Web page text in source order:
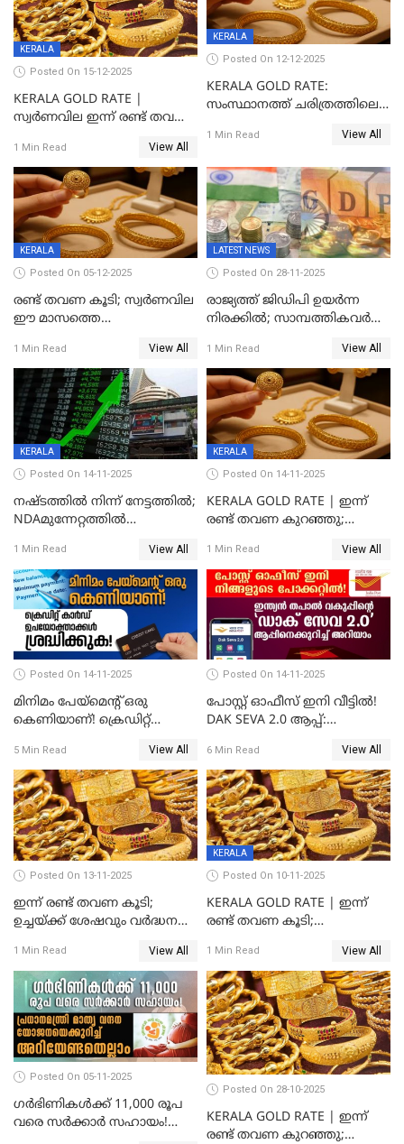
KERALA
Posted On 15-12-2025
KERALA GOLD RATE |
സ്വർണവില ഇന്ന് രണ്ട് തവണ
സർവകാല റെക്കോഡ്
1 Min Read View All
KERALA
Posted On 12-12-2025
KERALA GOLD RATE:
സംസ്ഥാനത്ത് ചരിത്രത്തിലെ
സ്വർണം; സർവ്വകാല
1 Min Read View All
KERALA
Posted On 05-12-2025
രണ്ട് തവണ കൂടി; സ്വർണവില
ഈ മാസത്തെ
1 Min Read View All
LATEST NEWS
Posted On 28-11-2025
രാജ്യത്ത് ജിഡിപി ഉയര്‍ന്ന
നിരക്കില്‍; സാമ്പത്തികവർഷം
ശതമാനമായി; പ്രചോദനം
നൽകുന്നുവെന്ന് മോദി
1 Min Read View All
KERALA
Posted On 14-11-2025
നഷ്ടത്തിൽ നിന്ന് നേട്ടത്തിൽ;
NDAമുന്നേറ്റത്തിൽ
1 Min Read View All
KERALA
Posted On 14-11-2025
KERALA GOLD RATE | ഇന്ന്
രണ്ട് തവണ കുറഞ്ഞു;
1 Min Read View All
Posted On 14-11-2025
മിനിമം പേയ്മെന്റ് ഒരു
കെണിയാണ്! ക്രെഡിറ്റ്
ശ്രദ്ധിക്കുക!
5 Min Read View All
Posted On 14-11-2025
പോസ്റ്റ് ഓഫീസ് ഇനി വീട്ടിൽ!
DAK SEVA 2.0 ആപ്പ്:
എന്തൊക്കെയാണെന്ന്
നോക്കാം
6 Min Read View All
Posted On 13-11-2025
ഇന്ന് രണ്ട് തവണ കൂടി;
ഉച്ചയ്ക്ക് ശേഷവും വർദ്ധനവ്;
സ്വർണവിലയിൽ കുതിപ്പ്
1 Min Read View All
KERALA
Posted On 10-11-2025
KERALA GOLD RATE | ഇന്ന്
രണ്ട് തവണ കൂടി;
1 Min Read View All
Posted On 05-11-2025
ഗർഭിണികൾക്ക് 11,000 രൂപ
വരെ സർക്കാർ സഹായം!
Posted On 28-10-2025
KERALA GOLD RATE | ഇന്ന്
രണ്ട് തവണ കുറഞ്ഞു;